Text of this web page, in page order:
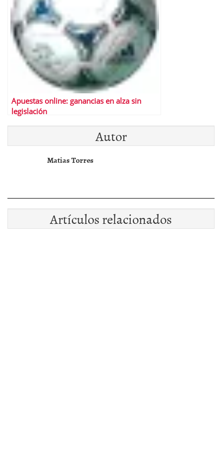
Apuestas online: ganancias en alza sin
legislación
Autor
Matias Torres
Artículos relacionados